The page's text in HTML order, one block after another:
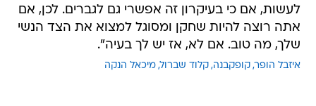
לעשות, אם כי בעיקרון זה אפשרי גם לגברים. לכן, אם
אתה רוצה להיות שחקן ומסוגל למצוא את הצד הנשי
שלך, מה טוב. אם לא, אז יש לך בעיה".
איזבל הופר קופקבנה קלוד שברול מיכאל הנקה